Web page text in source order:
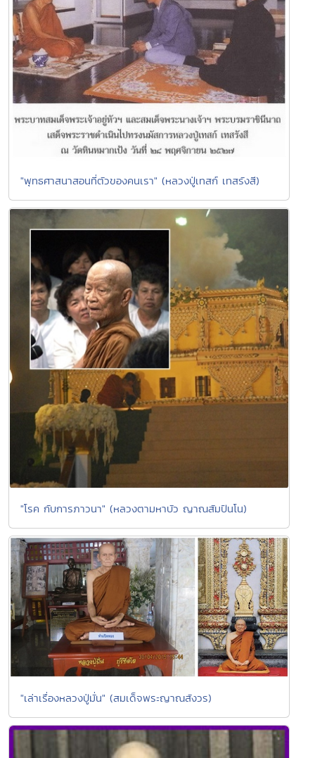
"พุทธศาสนาสอนที่ตัวของคนเรา" (หลวงปู่เทสก์ เทสรังสี)
"โรค กับการภาวนา" (หลวงตามหาบัว ญาณสัมปันโน)
"เล่าเรื่องหลวงปู่มั่น" (สมเด็จพระญาณสังวร)